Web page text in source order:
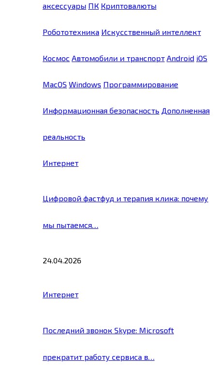
аксессуары ПК Криптовалюты
Робототехника Искусственный интеллект
Космос Автомобили и транспорт Android iOS
MacOS Windows Программирование
Информационная безопасность Дополненная
реальность
Интернет
Цифровой фастфуд и терапия клика: почему
мы пытаемся…
24.04.2026
Интернет
Последний звонок Skype: Microsoft
прекратит работу сервиса в…